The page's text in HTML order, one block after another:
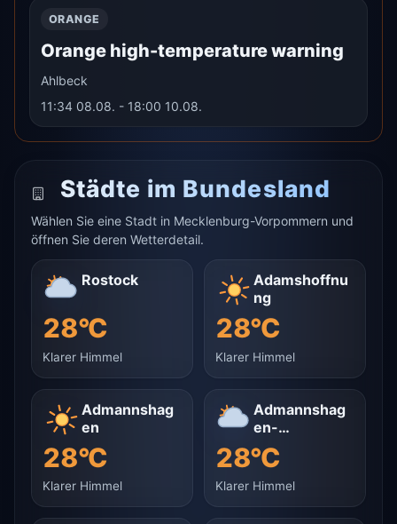
ORANGE
Orange high-temperature warning
Ahlbeck
11:34 08.08. - 18:00 10.08.
Städte im Bundesland
Wählen Sie eine Stadt in Mecklenburg-Vorpommern und
öffnen Sie deren Wetterdetail.
Rostock
28°C
Klarer Himmel
Adamshoffnu
ng
28°C
Klarer Himmel
Admannshag
en
28°C
Klarer Himmel
Admannshag
en-
Bargeshagen
28°C
Klarer Himmel